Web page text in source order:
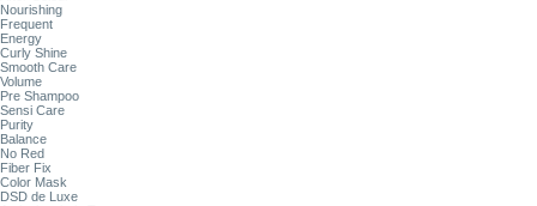
Nourishing
Frequent
Energy
Curly Shine
Smooth Care
Volume
Pre Shampoo
Sensi Care
Purity
Balance
No Red
Fiber Fix
Color Mask
DSD de Luxe